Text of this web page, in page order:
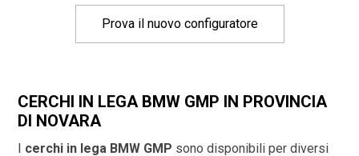
Prova il nuovo configuratore
CERCHI IN LEGA BMW GMP IN PROVINCIA
DI NOVARA
I cerchi in lega BMW GMP sono disponibili per diversi